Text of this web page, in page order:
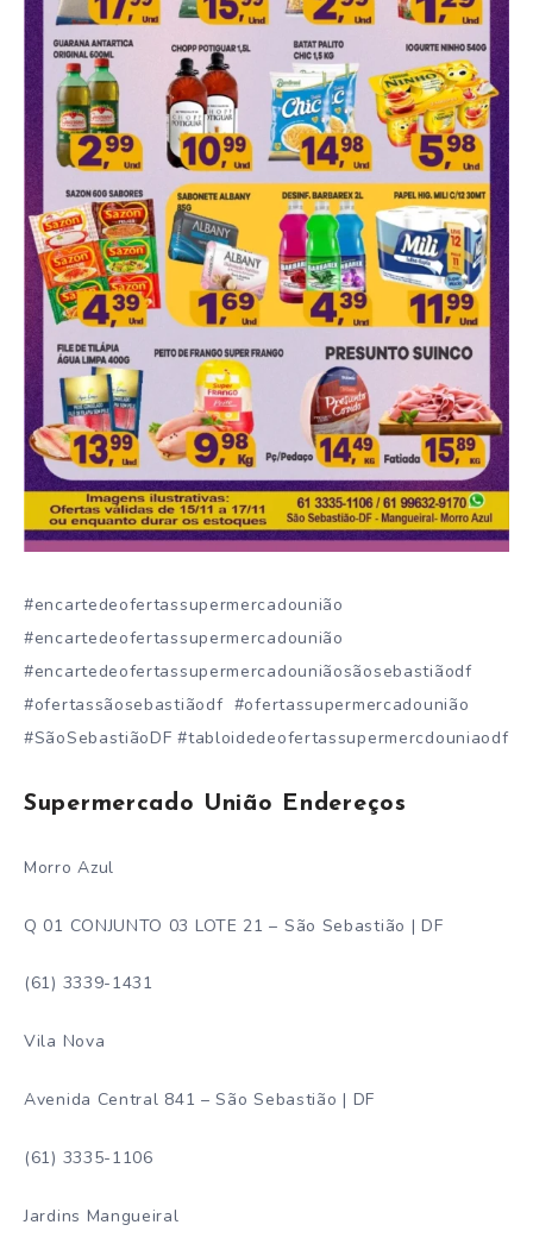
#encartedeofertassupermercadounião
#encartedeofertassupermercadounião
#encartedeofertassupermercadouniãosãosebastiãodf
#ofertassãosebastiãodf #ofertassupermercadounião
#SãoSebastiãoDF #tabloidedeofertassupermercdouniaodf
Supermercado União Endereços
Morro Azul
Q 01 CONJUNTO 03 LOTE 21 – São Sebastião | DF
(61) 3339-1431
Vila Nova
Avenida Central 841 – São Sebastião | DF
(61) 3335-1106
Jardins Mangueiral